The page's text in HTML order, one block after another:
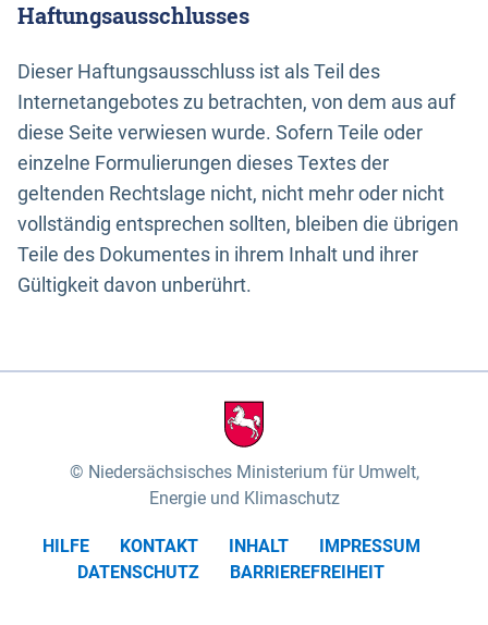
Haftungsausschlusses
Dieser Haftungsausschluss ist als Teil des
Internetangebotes zu betrachten, von dem aus auf
diese Seite verwiesen wurde. Sofern Teile oder
einzelne Formulierungen dieses Textes der
geltenden Rechtslage nicht, nicht mehr oder nicht
vollständig entsprechen sollten, bleiben die übrigen
Teile des Dokumentes in ihrem Inhalt und ihrer
Gültigkeit davon unberührt.
Niedersächsisches Ministerium für Umwelt,
Energie und Klimaschutz
HILFE KONTAKT INHALT
IMPRESSUM
DATENSCHUTZ
BARRIEREFREIHEIT